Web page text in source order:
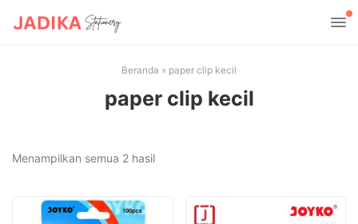
Beranda » paper clip kecil
paper clip kecil
Menampilkan semua 2 hasilDiurutkan